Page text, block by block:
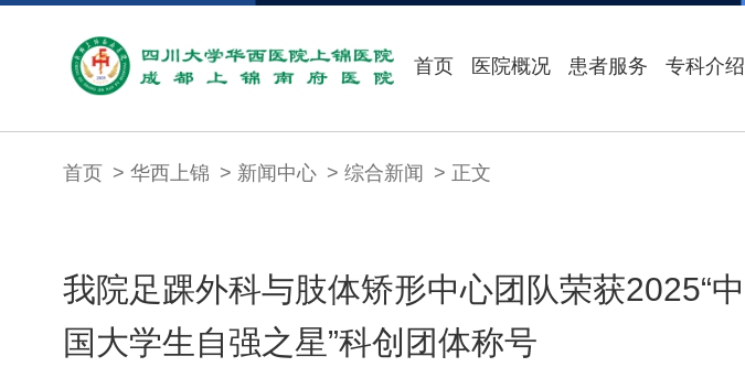
首页
医院概况 患者服务 专科介绍
首页 华西上锦 新闻中心 综合新闻 正文
我院足踝外科与肢体矫形中心团队荣获2025“中
国大学生自强之星”科创团体称号